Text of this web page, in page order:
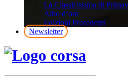
La Classicissima di
Albo d’oro
Edizioni Precedenti
Newsletter